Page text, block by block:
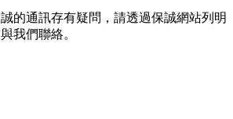
的通訊存有疑問，請透過保誠網站列明
我們聯絡。